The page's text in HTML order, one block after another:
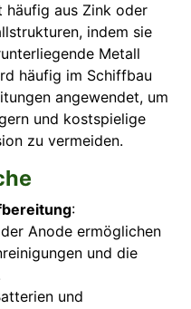
häufig aus Zink oder
indem sie
Metall
häufig im Schiffbau
angewendet, um
und kostspielige
zu vermeiden.
:
Anode ermöglichen
und die
und